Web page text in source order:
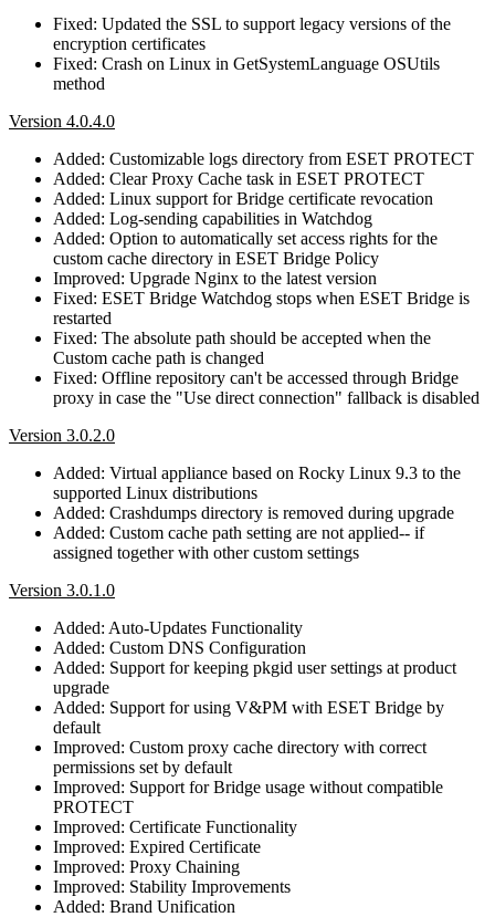
Fixed: Updated the SSL to support legacy versions of the
encryption certificates
Fixed: Crash on Linux in GetSystemLanguage OSUtils
method
Version 4.0.4.0
Added: Customizable logs directory from ESET PROTECT
Added: Clear Proxy Cache task in ESET PROTECT
Added: Linux support for Bridge certificate revocation
Added: Log-sending capabilities in Watchdog
Added: Option to automatically set access rights for the
custom cache directory in ESET Bridge Policy
Improved: Upgrade Nginx to the latest version
Fixed: ESET Bridge Watchdog stops when ESET Bridge is
restarted
Fixed: The absolute path should be accepted when the
Custom cache path is changed
Fixed: Offline repository can't be accessed through Bridge
proxy in case the "Use direct connection" fallback is disabled
Version 3.0.2.0
Added: Virtual appliance based on Rocky Linux 9.3 to the
supported Linux distributions
Added: Crashdumps directory is removed during upgrade
Added: Custom cache path setting are not applied-- if
assigned together with other custom settings
Version 3.0.1.0
Added: Auto-Updates Functionality
Added: Custom DNS Configuration
Added: Support for keeping pkgid user settings at product
upgrade
Added: Support for using V&PM with ESET Bridge by
default
Improved: Custom proxy cache directory with correct
permissions set by default
Improved: Support for Bridge usage without compatible
PROTECT
Improved: Certificate Functionality
Improved: Expired Certificate
Improved: Proxy Chaining
Improved: Stability Improvements
Added: Brand Unification